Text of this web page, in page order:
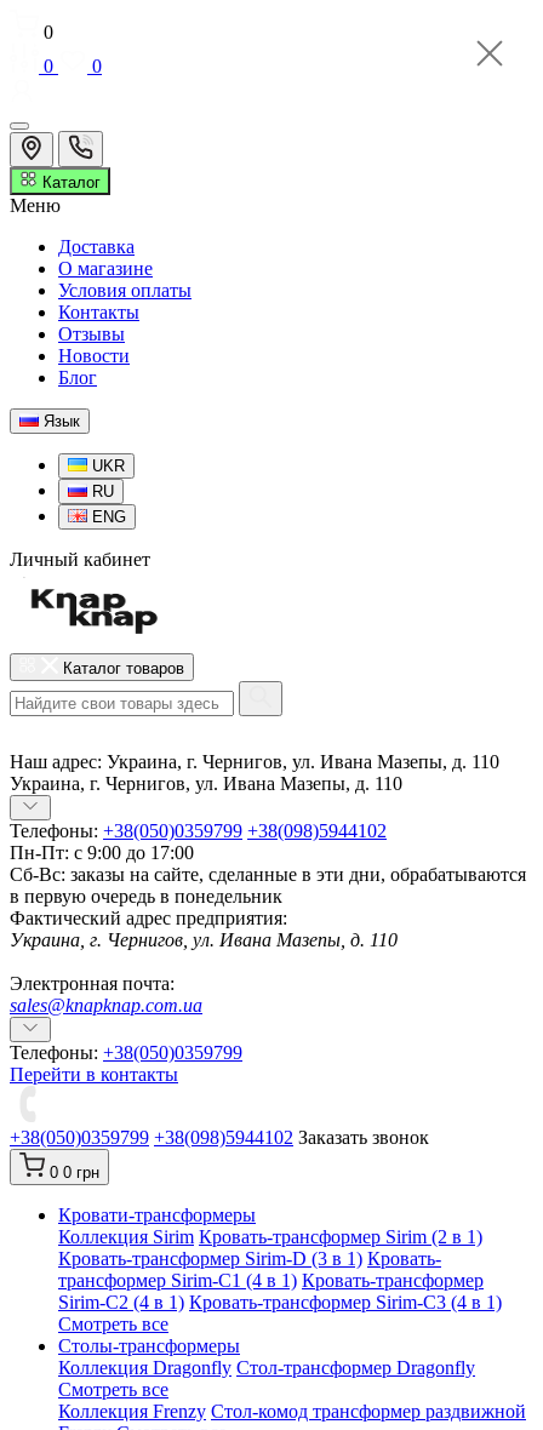
0
0
0
Каталог
Меню
Доставка
О магазине
Условия оплаты
Контакты
Отзывы
Новости
Блог
Язык
UKR
RU
ENG
Личный кабинет
Каталог товаров
Наш адрес: Украина, г. Чернигов, ул. Ивана Мазепы, д. 110
Украина, г. Чернигов, ул. Ивана Мазепы, д. 110
Телефоны: +38(050)0359799 +38(098)5944102
Пн-Пт: с 9:00 до 17:00
Сб-Вс: заказы на сайте, сделанные в эти дни, обрабатываются
в первую очередь в понедельник
Фактический адрес предприятия:
Украина, г. Чернигов, ул. Ивана Мазепы, д. 110
Электронная почта:
sales@knapknap.com.ua
Телефоны: +38(050)0359799
Перейти в контакты
+38(050)0359799 +38(098)5944102 Заказать звонок
0 0 грн
Кровати-трансформеры
Коллекция Sirim Кровать-трансформер Sirim (2 в 1)
Кровать-трансформер Sirim-D (3 в 1) Кровать-
трансформер Sirim-C1 (4 в 1) Кровать-трансформер
Sirim-C2 (4 в 1) Кровать-трансформер Sirim-C3 (4 в 1)
Смотреть все
Cтолы-трансформеры
Коллекция Dragonfly Стол-трансформер Dragonfly
Смотреть все
Коллекция Frenzy Стол-комод трансформер раздвижной